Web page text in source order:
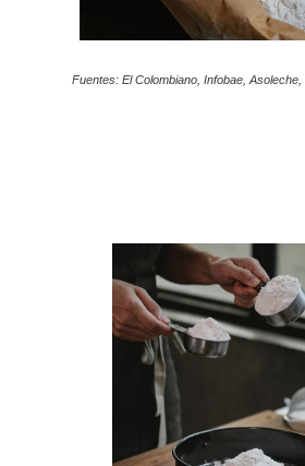
Fuentes: El Colombiano, Infobae, Asoleche,